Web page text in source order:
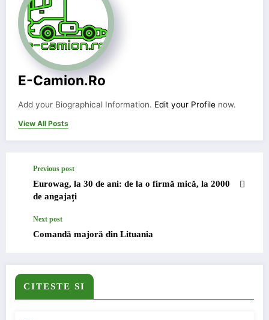
E-Camion.ro
Add your Biographical Information. Edit your Profile now.
View All Posts
Previous post
Eurowag, la 30 de ani: de la o firmă mică, la 2000
de angajați
Next post
Comandă majoră din Lituania
CITESTE SI